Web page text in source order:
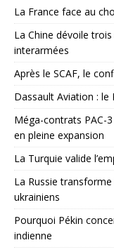
La France face au
La Chine dévoile
interarmées
Après le SCAF, le
Dassault Aviation :
Méga-contrats PAC-
en pleine expansion
La Turquie valide
La Russie
ukrainiens
Pourquoi Pékin
indienne